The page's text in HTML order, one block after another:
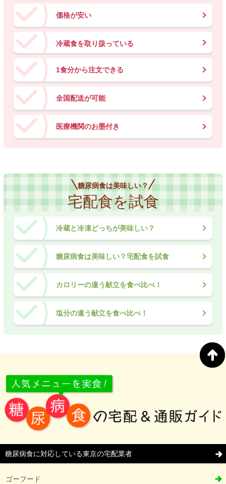
価格が安い
冷蔵食を取り扱っている
1食分から注文できる
全国配送が可能
医療機関のお墨付き
糖尿病食は美味しい？
宅配食を試食
冷蔵と冷凍どっちが美味しい？
糖尿病食は美味しい？宅配食を試食
カロリーの違う献立を食べ比べ！
塩分の違う献立を食べ比べ！
糖尿病食に対応している東京の宅配業者
ゴーフード